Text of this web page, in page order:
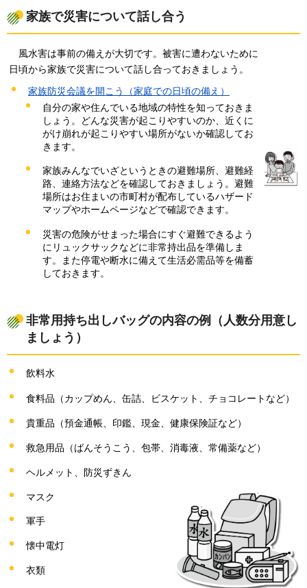
家族で災害について話し合う
風水害は事前の備えが大切です。被害に遭わないために
日頃から家族で災害について話し合っておきましょう。
家族防災会議を開こう（家庭での日頃の備え）
自分の家や住んでいる地域の特性を知っておきま
しょう。どんな災害が起こりやすいのか、近くに
がけ崩れが起こりやすい場所がないか確認してお
きます。
家族みんなでいざというときの避難場所、避難経
路、連絡方法などを確認しておきましょう。避難
場所はお住まいの市町村が配布しているハザード
マップやホームページなどで確認できます。
災害の危険がせまった場合にすぐ避難できるよう
にリュックサックなどに非常持出品を準備しま
す。また停電や断水に備えて生活必需品等を備蓄
しておきます。
非常用持ち出しバッグの内容の例（人数分用意し
ましょう）
飲料水
食料品（カップめん、缶詰、ビスケット、チョコレートなど）
貴重品（預金通帳、印鑑、現金、健康保険証など）
救急用品（ばんそうこう、包帯、消毒液、常備薬など）
ヘルメット、防災ずきん
マスク
軍手
懐中電灯
衣類